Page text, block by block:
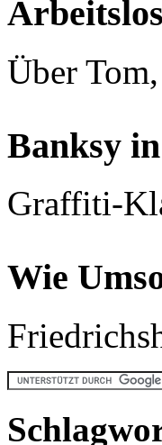
Über
Banksy
Graffiti-
Wie